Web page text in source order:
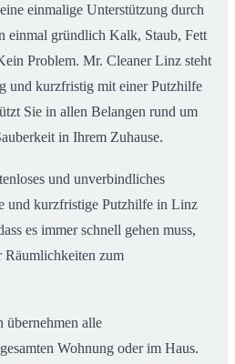
einmalige Unterstützung durch
einmal gründlich Kalk, Staub, Fett
Problem. Mr. Cleaner Linz steht
und kurzfristig mit einer Putzhilfe
Sie in allen Belangen rund um
in Ihrem Zuhause.
und unverbindliches
und kurzfristige Putzhilfe in Linz
es immer schnell gehen muss,
zum
übernehmen alle
Wohnung oder im Haus.